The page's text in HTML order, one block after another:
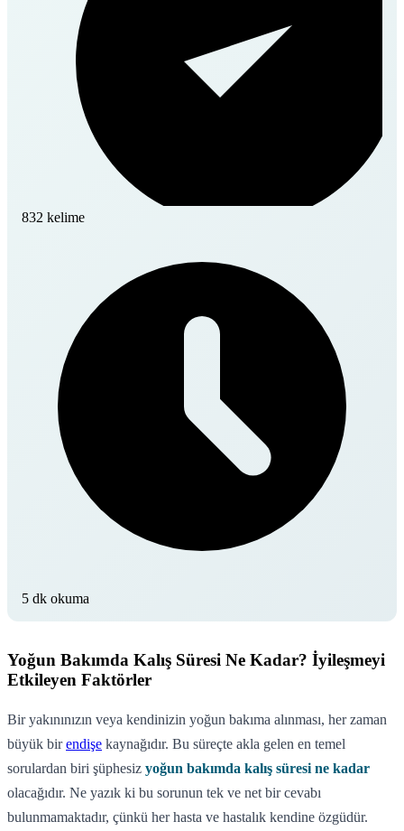
832 kelime
5 dk okuma
Yoğun Bakımda Kalış Süresi Ne Kadar? İyileşmeyi
Etkileyen Faktörler
Bir yakınınızın veya kendinizin yoğun bakıma alınması, her zaman
büyük birendişe kaynağıdır. Bu süreçte akla gelen en temel
sorulardan biri şüphesiz yoğun bakımda kalış süresi ne kadar
olacağıdır. Ne yazık ki bu sorunun tek ve net bir cevabı
bulunmamaktadır, çünkü her hasta ve hastalık kendine özgüdür.